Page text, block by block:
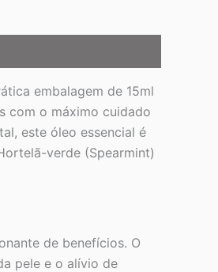
embalagem de 15ml
com o máximo cuidado
este óleo essencial é
verde (Spearmint)
de benefícios. O
pele e o alívio de